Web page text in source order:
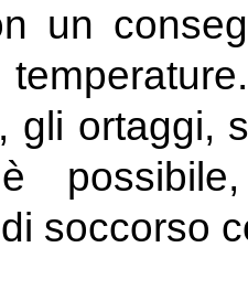
un
gli ortaggi,
soccorso